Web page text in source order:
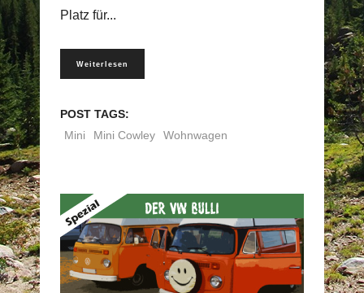
Platz für
Weiterlesen
POST TAGS:
Mini
Mini Cowley Wohnwagen